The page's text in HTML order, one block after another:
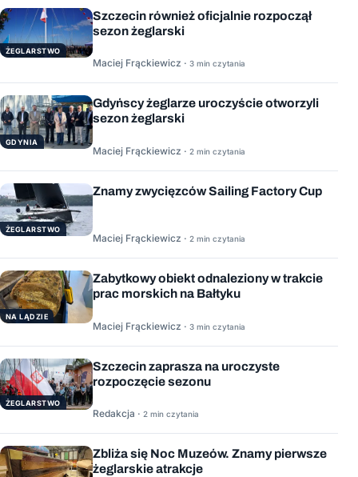
ŻEGLARSTWO
Szczecin również oficjalnie rozpoczął
sezon żeglarski
Maciej Frąckiewicz · 3 min czytania
GDYNIA
Gdyńscy żeglarze uroczyście otworzyli
sezon żeglarski
Maciej Frąckiewicz · 2 min czytania
ŻEGLARSTWO
Znamy zwycięzców Sailing Factory Cup
Maciej Frąckiewicz · 2 min czytania
NA LĄDZIE
Zabytkowy obiekt odnaleziony w trakcie
prac morskich na Bałtyku
Maciej Frąckiewicz · 3 min czytania
ŻEGLARSTWO
Szczecin zaprasza na uroczyste
rozpoczęcie sezonu
Redakcja · 2 min czytania
Zbliża się Noc Muzeów. Znamy pierwsze
żeglarskie atrakcje